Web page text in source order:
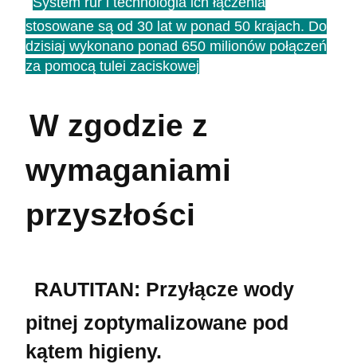
stosowane są od 30 lat w ponad 50 krajach. Do
dzisiaj wykonano ponad 650 milionów połączeń
za pomocą tulei zaciskowej
W zgodzie z
wymaganiami
przyszłości
RAUTITAN: Przyłącze wody
pitnej zoptymalizowane pod
kątem higieny.